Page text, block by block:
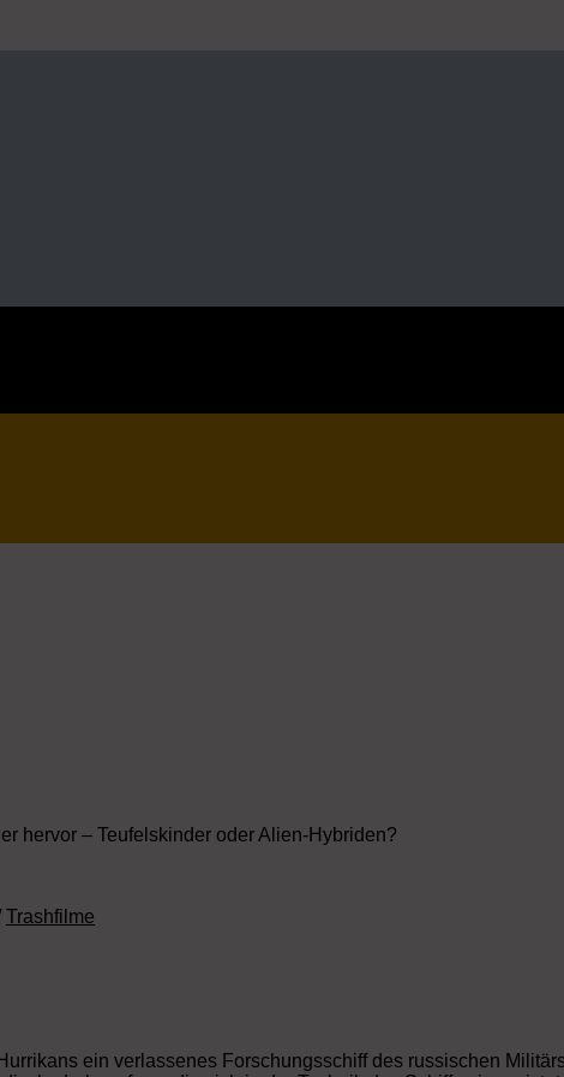
hervor – Teufelskinder oder Alien-Hybriden?
Trashfilme
ein verlassenes Forschungsschiff des russischen